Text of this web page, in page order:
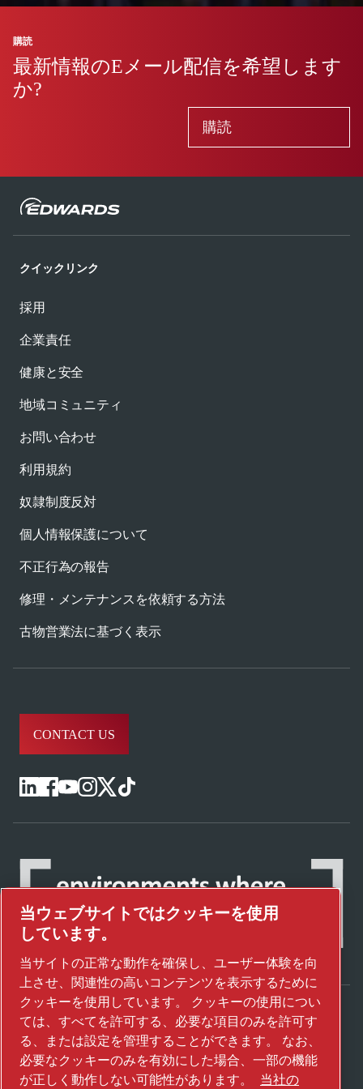
購読
最新情報のEメール配信を希望します
か?
購読
クイックリンク
採用
企業責任
健康と安全
地域コミュニティ
お問い合わせ
利用規約
奴隷制度反対
個人情報保護について
不正行為の報告
修理・メンテナンスを依頼する方法
古物営業法に基づく表示
CONTACT US
アトラスコプコグループが未来を変えるテク
ノロジーをどのように実現しているかご覧く
ださい。
当ウェブサイトではクッキーを使用
しています。
当サイトの正常な動作を確保し、ユーザー体験を向
上させ、関連性の高いコンテンツを表示するために
クッキーを使用しています。 クッキーの使用につい
ては、すべてを許可する、必要な項目のみを許可す
る、または設定を管理することができます。 なお、
必要なクッキーのみを有効にした場合、一部の機能
が正しく動作しない可能性があります。
当社の